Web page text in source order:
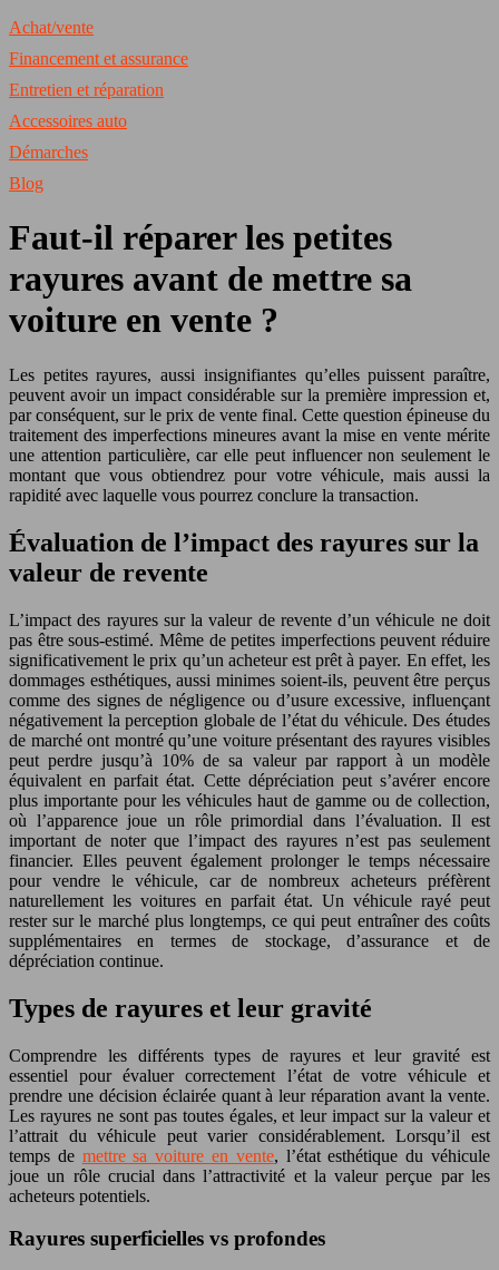
Achat/vente
Financement et assurance
Entretien et réparation
Accessoires auto
Démarches
Blog
Faut-il réparer les petites
rayures avant de mettre sa
voiture en vente ?
Les petites rayures, aussi insignifiantes qu’elles puissent paraître,
peuvent avoir un impact considérable sur la première impression et,
par conséquent, sur le prix de vente final. Cette question épineuse du
traitement des imperfections mineures avant la mise en vente mérite
une attention particulière, car elle peut influencer non seulement le
montant que vous obtiendrez pour votre véhicule, mais aussi la
rapidité avec laquelle vous pourrez conclure la transaction.
Évaluation de l’impact des rayures sur la
valeur de revente
L’impact des rayures sur la valeur de revente d’un véhicule ne doit
pas être sous-estimé. Même de petites imperfections peuvent réduire
significativement le prix qu’un acheteur est prêt à payer. En effet, les
dommages esthétiques, aussi minimes soient-ils, peuvent être perçus
comme des signes de négligence ou d’usure excessive, influençant
négativement la perception globale de l’état du véhicule. Des études
de marché ont montré qu’une voiture présentant des rayures visibles
peut perdre jusqu’à 10% de sa valeur par rapport à un modèle
équivalent en parfait état. Cette dépréciation peut s’avérer encore
plus importante pour les véhicules haut de gamme ou de collection,
où l’apparence joue un rôle primordial dans l’évaluation. Il est
important de noter que l’impact des rayures n’est pas seulement
financier. Elles peuvent également prolonger le temps nécessaire
pour vendre le véhicule, car de nombreux acheteurs préfèrent
naturellement les voitures en parfait état. Un véhicule rayé peut
rester sur le marché plus longtemps, ce qui peut entraîner des coûts
supplémentaires en termes de stockage, d’assurance et de
dépréciation continue.
Types de rayures et leur gravité
Comprendre les différents types de rayures et leur gravité est
essentiel pour évaluer correctement l’état de votre véhicule et
prendre une décision éclairée quant à leur réparation avant la vente.
Les rayures ne sont pas toutes égales, et leur impact sur la valeur et
l’attrait du véhicule peut varier considérablement. Lorsqu’il est
temps de mettre sa voiture en vente, l’état esthétique du véhicule
joue un rôle crucial dans l’attractivité et la valeur perçue par les
acheteurs potentiels.
Rayures superficielles vs profondes